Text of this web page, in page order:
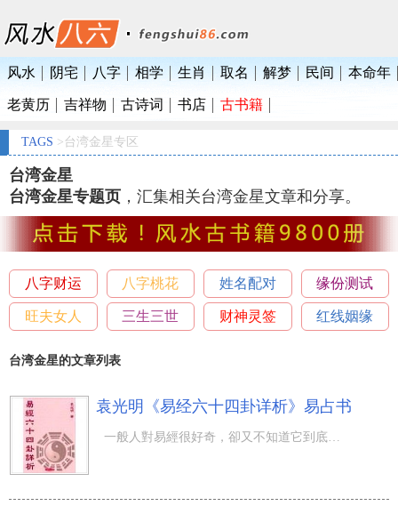
风水 阴宅 八字 相学 生肖 取名 解梦 民间 本命年
老黄历 吉祥物 古诗词 书店 古书籍
TAGS >台湾金星专区
台湾金星
台湾金星专题页 ，汇集相关台湾金星文章和分享。
八字财运 八字桃花 姓名配对 缘份测试
旺夫女人 三生三世 财神灵签 红线姻缘
台湾金星的文章列表
袁光明《易经六十四卦详析》易占书
一般人對易經很好奇，卻又不知道它到底在講什麼？因為艱澀的文言文實在難懂。只知道飛龍在天一些名詞，並不